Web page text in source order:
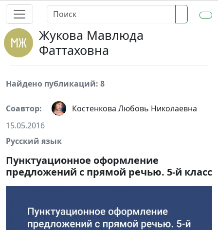
Жукова Мавлюда
Фаттаховна
Найдено публикаций: 8
Соавтор:
Костенкова Любовь Николаевна
15.05.2016
Русский язык
Пунктуационное оформление
предложений с прямой речью. 5-й класс